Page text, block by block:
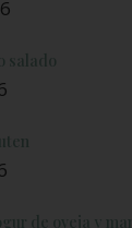
salado
de oveja y